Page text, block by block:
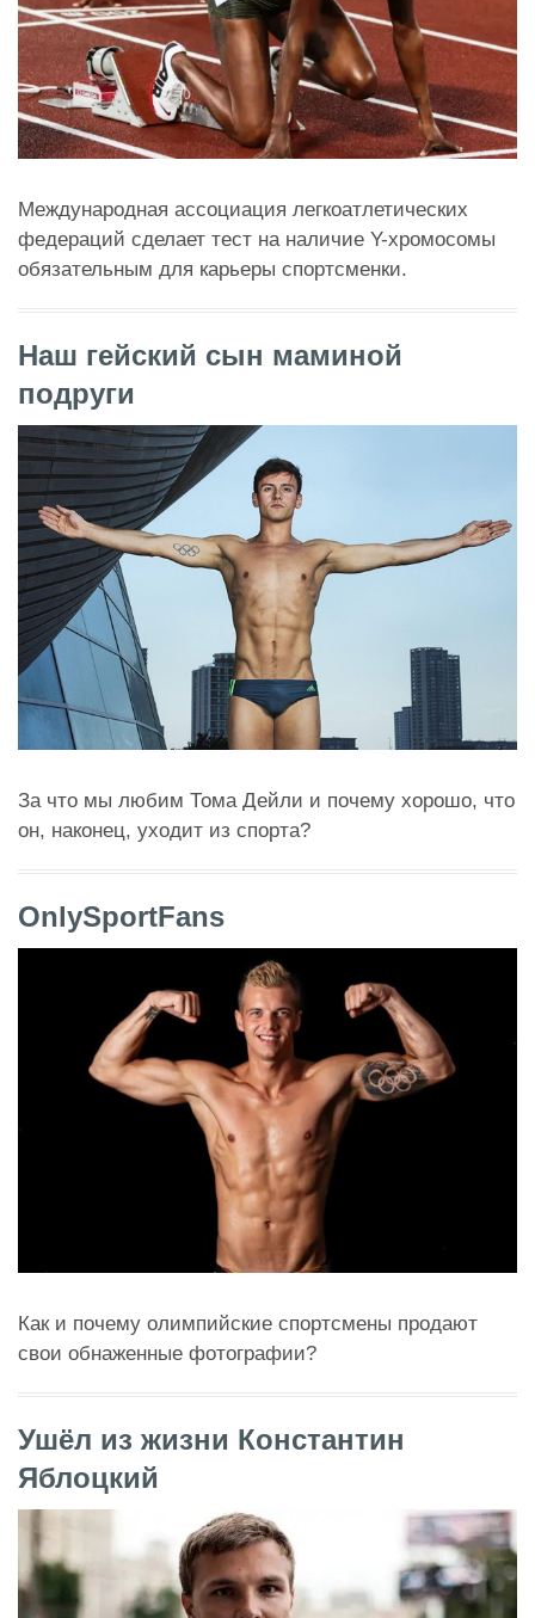
Международная ассоциация легкоатлетических
федераций сделает тест на наличие Y-хромосомы
обязательным для карьеры спортсменки.
Наш гейский сын маминой
подруги
За что мы любим Тома Дейли и почему хорошо, что
он, наконец, уходит из спорта?
OnlySportFans
Как и почему олимпийские спортсмены продают
свои обнаженные фотографии?
Ушёл из жизни Константин
Яблоцкий